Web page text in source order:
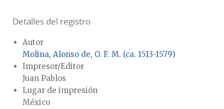
Detalles del registro
Autor
Molina, Alonso de, O. F. M. (ca. 1513-1579)
Impresor/Editor
Juan Pablos
Lugar de impresión
México